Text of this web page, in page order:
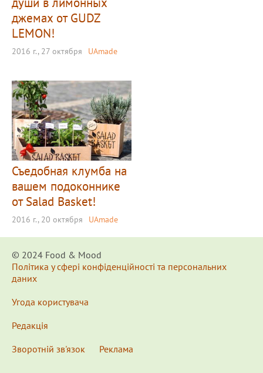
джемах от GUDZ
LEMON!
2016 г., 27 октября UAmade
Съедобная клумба на
вашем подоконнике
от Salad Basket!
2016 г., 20 октября UAmade
© 2024 Food & Мood
Політика у сфері конфіденційності та персональних
даних
Угода користувача
Редакція
Зворотній зв'язок
Реклама